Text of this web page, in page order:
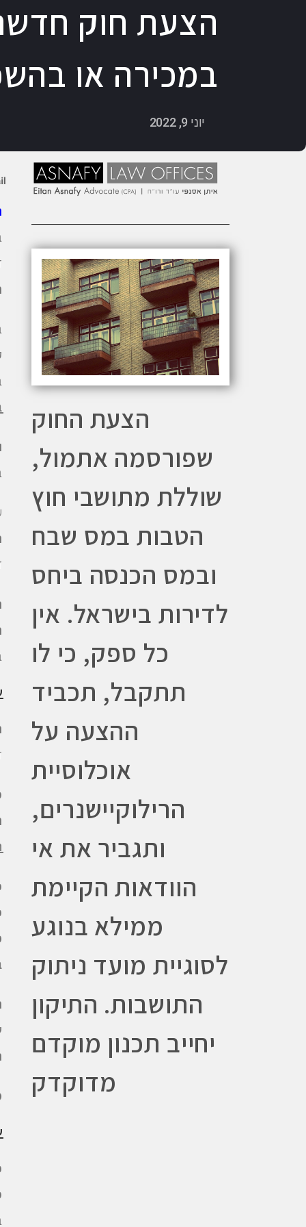
הצעת חוק
במכירה או
יוני 9, 2022
הצעת החוק
שפורסמה אתמול,
שוללת מתושבי חוץ
הטבות במס שבח
ובמס הכנסה ביחס
לדירות בישראל. אין
כל ספק, כי לו
תתקבל, תכביד
ההצעה על
אוכלוסיית
הרילוקיישנרים,
ותגביר את אי
הוודאות הקיימת
ממילא בנוגע
לסוגיית מועד ניתוק
התושבות. התיקון
יחייב תכנון מוקדם
מדוקדק